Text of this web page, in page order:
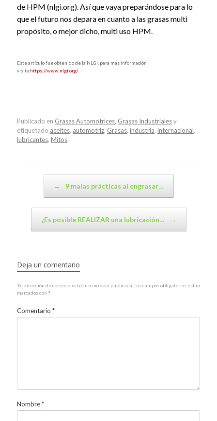
de HPM (nlgi.org). Así que vaya preparándose para lo
que el futuro nos depara en cuanto a las grasas multi
propósito, o mejor dicho, multi uso HPM.
Este artículo fue obtenido de la NLGI, para más información
visita https://www.nlgi.org/
Publicado en Grasas Automotrices, Grasas Industrialesy
etiquetado aceites, automotriz, Grasas, industria, internacional,
lubricantes, Mitos.
← 9 malas prácticas al engrasar…
¿Es posible REALIZAR una lubricación… →
Deja un comentario
Tu dirección de correo electrónico no será publicada. Los campos obligatorios están
marcados con *
Comentario *
Nombre*